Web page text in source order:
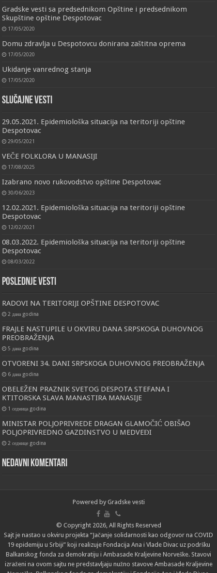
Gradske vesti sa predsednikom Opštine i predsednikom
Skupštine opštine Despotovac
17/05/2020
Domu zdravlja u Despotovcu donirana zaštitna oprema
17/05/2020
Ukidanje vanrednog stanja
17/05/2020
Slučajne vesti
29.05.2021. Epidemiološka situacija na teritoriji opštine
Despotovac
29/05/2021
VEČE FOLKLORA U MANASIJI
17/08/2025
Izabrano novo rukovodstvo opštine Despotovac
30/06/2023
12.02.2021. Epidemiološka situacija na teritoriji opštine
Despotovac
12/02/2021
08.03.2022. Epidemiološka situacija na teritoriji opštine
Despotovac
08/03/2022
Poslednje vesti
RADOVI NA TERITORIJI OPŠTINE DESPOTOVAC
2 дана godina
FRAJLE NASTUPILE U OKVIRU DANA SRPSKOGA DUHOVNOG
PREOBRAŽENJA
5 дана godina
OTVORENI 34. DANI SRPSKOGA DUHOVNOG PREOBRAŽENJA
6 дана godina
OBELEŽEN PRAZNIK SVETOG DESPOTA STEFANA I
KTITORSKA SLAVA MANASTIRA MANASIJE
1 седмица godina
MINISTAR POLJOPRIVREDE DRAGAN GLAMOČIĆ OBIŠAO
POLJOPRIVREDNO GAZDINSTVO U MEDVEĐI
2 седмице godina
Nedavni komentari
Powered by Gradske vesti
© Copyright 2026, All Rights Reserved
Sajt je nastao u okviru projekta “Jačanje solidarnosti kao odgovor na COVID
19 epidemiju u Srbiji” koji realizuje Fondacija Ana i Vlade Divac uz podršku
Balkanskog fonda za demokratiju i Ambasade Kraljevine Norveške. Stavovi
izraženi na ovom sajtu ne predstavljaju nužno stavove Ambasade Kraljevine